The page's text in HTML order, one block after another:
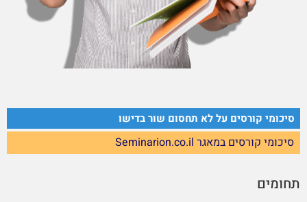
סיכומי קורסים על לא תחסום שור בדישו
סיכומי קורסים במאגר Seminarion.co.il
תחומים